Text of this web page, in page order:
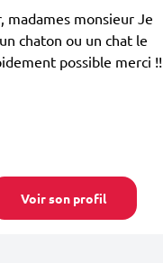
madames monsieur Je
chaton ou un chat le
possible merci !!
Voir son profil